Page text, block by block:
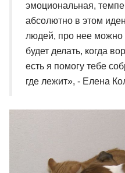
эмоциональная,
абсолютно в этом
людей, про нее
будет делать, когда
есть я помогу тебе
где лежит», - Елена